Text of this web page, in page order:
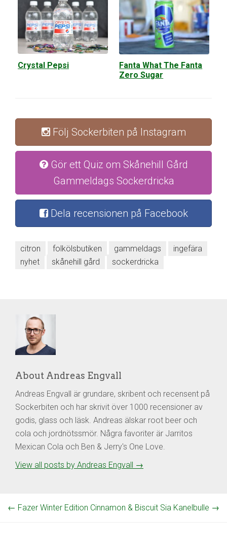
Crystal Pepsi
Fanta What The Fanta
Zero Sugar
Följ Sockerbiten på Instagram
Gör ett Quiz om Skånehill Gård
Gammeldags Sockerdricka
Dela recensionen på Facebook
citron folkölsbutiken gammeldags
ingefära
nyhet
skånehill gård sockerdricka
About Andreas Engvall
Andreas Engvall är grundare, skribent och recensent på
Sockerbiten och har skrivit över 1000 recensioner av
godis, glass och läsk. Andreas älskar root beer och
cola och jordnötssmör. Några favoriter är Jarritos
Mexican Cola och Ben & Jerry's One Love.
View all posts by Andreas Engvall →
← Fazer Winter Edition Cinnamon & Biscuit Sia Kanelbulle →